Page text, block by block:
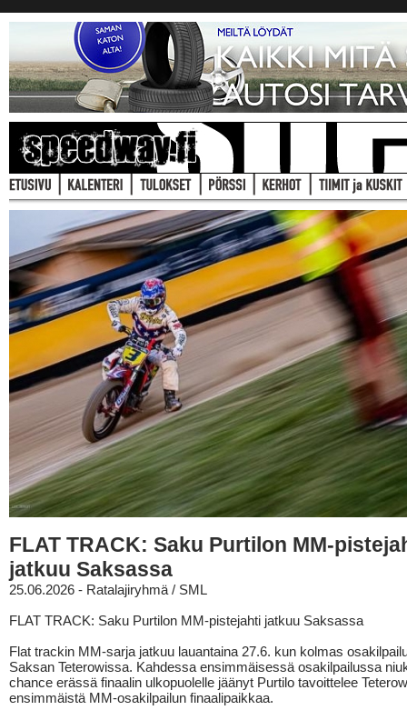
FLAT TRACK: Saku Purtilon MM-
jatkuu Saksassa
25.06.2026 - Ratalajiryhmä / SML
FLAT TRACK: Saku Purtilon MM-pistejahti jatkuu Saksassa
Flat trackin MM-sarja jatkuu lauantaina 27.6. kun kolmas
Saksan Teterowissa. Kahdessa ensimmäisessä osakilpailussa
chance erässä finaalin ulkopuolelle jäänyt Purtilo tavoittelee
ensimmäistä MM-osakilpailun finaalipaikkaa.